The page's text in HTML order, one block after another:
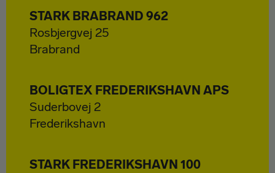
STARK BRABRAND 962
Rosbjergvej 25
Brabrand
BOLIGTEX FREDERIKSHAVN APS
Suderbovej 2
Frederikshavn
STARK FREDERIKSHAVN 100